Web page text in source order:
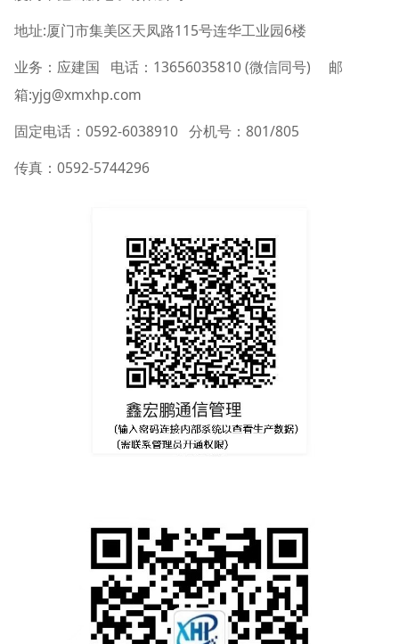
地址:厦门市集美区天凤路115号连华工业园6楼
业务：应建国 电话：13656035810 (微信同号) 邮
箱:yjg@xmxhp.com
固定电话：0592-6038910 分机号：801/805
传真：0592-5744296